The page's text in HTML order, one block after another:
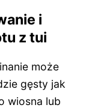
i
z tui
może
gęsty jak
wiosna lub